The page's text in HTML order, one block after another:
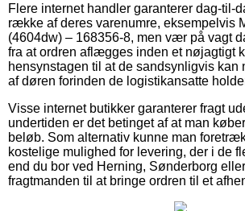
Flere internet handler garanterer dag-til-
række af deres varenumre, eksempelvis
(4604dw) – 168356-8, men vær på vagt
fra at ordren aflægges inden et nøjagtigt
hensynstagen til at de sandsynligvis kan
af døren forinden de logistikansatte
Visse internet butikker garanterer fragt
undertiden er det betinget af at man
beløb. Som alternativ kunne man
kostelige mulighed for levering, der i de
end du bor ved Herning, Sønderborg
fragtmanden til at bringe ordren til et